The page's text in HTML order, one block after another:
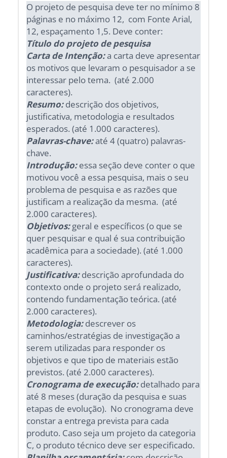
O projeto de pesquisa deve ter no mínimo 8
páginas e no máximo 12, com Fonte Arial,
12, espaçamento 1,5. Deve conter:
Título do projeto de pesquisa
Carta de Intenção:a carta deve apresentar
os motivos que levaram o pesquisador a se
interessar pelo tema. (até 2.000
caracteres).
Resumo:descrição dos objetivos,
justificativa, metodologia e resultados
esperados. (até 1.000 caracteres).
Palavras-chave:até 4 (quatro) palavras-
chave.
Introdução:essa seção deve conter o que
motivou você a essa pesquisa, mais o seu
problema de pesquisa e as razões que
justificam a realização da mesma. (até
2.000 caracteres).
Objetivos:geral e específicos (o que se
quer pesquisar e qual é sua contribuição
acadêmica para a sociedade). (até 1.000
caracteres).
Justificativa:descrição aprofundada do
contexto onde o projeto será realizado,
contendo fundamentação teórica. (até
2.000 caracteres).
Metodologia:descrever os
caminhos/estratégias de investigação a
serem utilizadas para responder os
objetivos e que tipo de materiais estão
previstos. (até 2.000 caracteres).
Cronograma de execução:detalhado para
até 8 meses (duração da pesquisa e suas
etapas de evolução). No cronograma deve
constar a entrega prevista para cada
produto. Caso seja um projeto da categoria
C, o produto técnico deve ser especificado.